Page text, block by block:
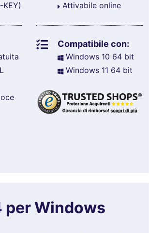
Attivabile online
Compatibile con:
Windows 10 64 bit
Windows 11 64 bit
per Windows